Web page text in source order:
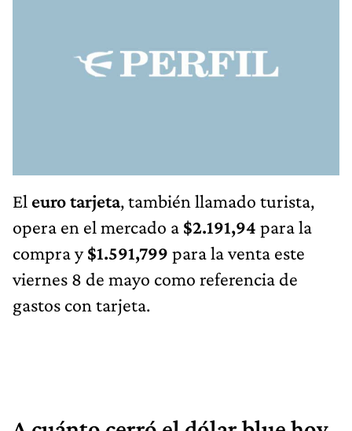
El euro tarjeta, también llamado turista,
opera en el mercado a $2.191,94 para la
compra y$1.591,799 para la venta este
viernes 8 de mayo como referencia de
gastos con tarjeta.